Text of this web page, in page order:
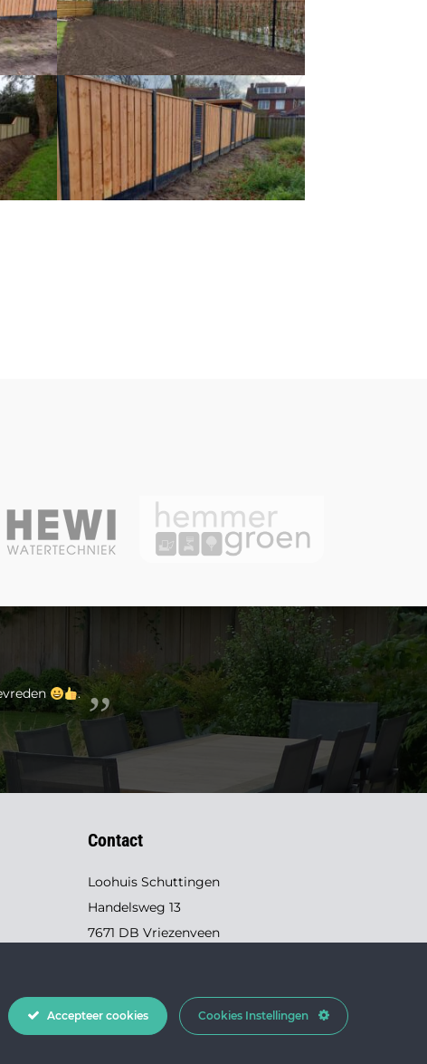
.
Contact
Loohuis Schuttingen
Handelsweg 13
7671 DB Vriezenveen
Accepteer cookies Cookies Instellingen